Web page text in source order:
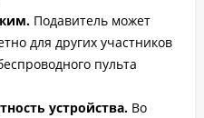
Подавитель может
для других участников
пульта
устройства. Во